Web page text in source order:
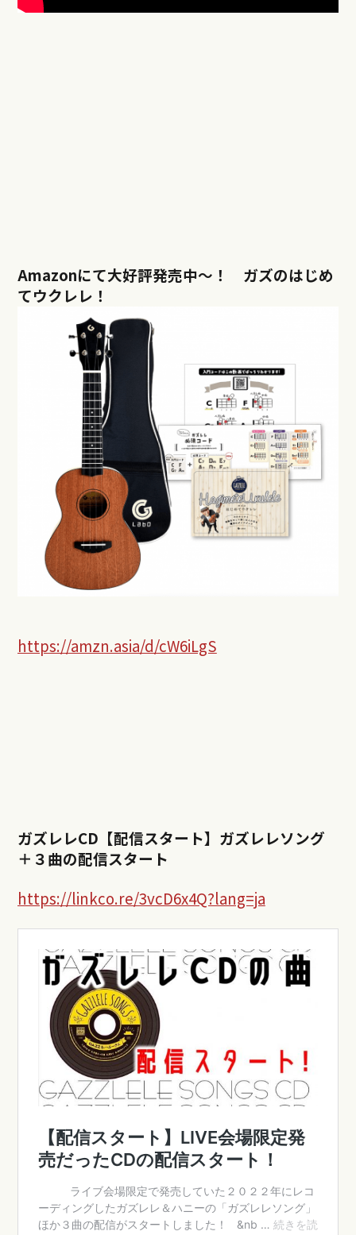
Amazonにて大好評発売中〜！ ガズのはじめ
てウクレレ！
https://amzn.asia/d/cW6iLgS
ガズレレCD【配信スタート】ガズレレソング
＋３曲の配信スタート
https://linkco.re/3vcD6x4Q?lang=ja